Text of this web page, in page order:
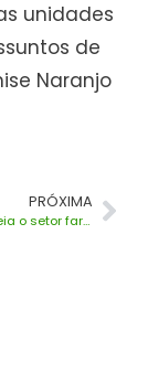
unidades
de
Naranjo
PRÓXIMA
Alta do dólar freia o setor farmacêutico